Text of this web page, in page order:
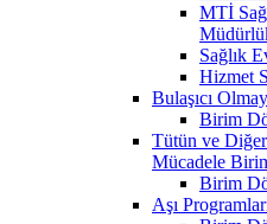
MTİ
Sağlık
Hizmet
Bulaşıcı
Birim
Tütün ve Diğer
Mücadele
Birim
Aşı